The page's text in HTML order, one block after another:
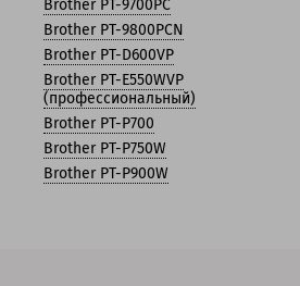
Brother PT-9700PC
Brother PT-9800PCN
Brother PT-D600VP
Brother PT-E550WVP
(профессиональный)
Brother PT-P700
Brother PT-P750W
Brother PT-P900W